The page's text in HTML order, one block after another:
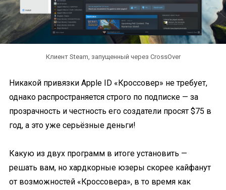
Клиент Steam, запущенный через CrossOver
Никакой привязки Apple ID «Кроссовер» не требует,
однако распространяется строго по подписке — за
прозрачность и честность его создатели просят $75 в
год, а это уже серьёзные деньги!
Какую из двух программ в итоге установить —
решать вам, но хардкорные юзеры скорее кайфанут
от возможностей «Кроссовера», в то время как